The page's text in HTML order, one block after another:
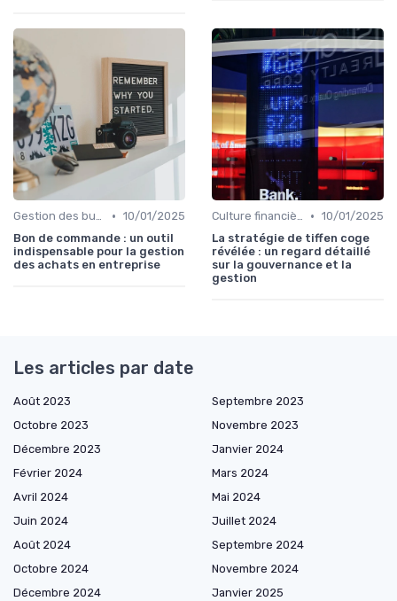
Gestion des budgets & prévisions • 10/01/2025
Bon de commande : un outil
indispensable pour la gestion
des achats en entreprise
Culture financière & gouvernance • 10/01/2025
La stratégie de tiffen coge
révélée : un regard détaillé
sur la gouvernance et la
gestion
Les articles par date
Août 2023
Septembre 2023
Octobre 2023
Novembre 2023
Décembre 2023
Janvier 2024
Février 2024
Mars 2024
Avril 2024
Mai 2024
Juin 2024
Juillet 2024
Août 2024
Septembre 2024
Octobre 2024
Novembre 2024
Décembre 2024
Janvier 2025